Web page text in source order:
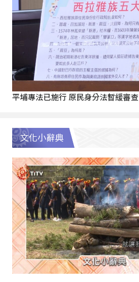
平埔專法已施行 原民身分法暫緩審查
文化小辭典